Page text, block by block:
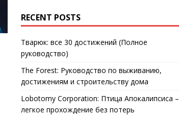
RECENT POSTS
Тварюк: все 30 достижений (Полное
руководство)
The Forest: Руководство по выживанию,
достижениям и строительству дома
Lobotomy Corporation: Птица Апокалипсиса –
легкое прохождение без потерь